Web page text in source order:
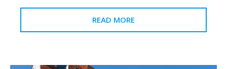
READ MORE